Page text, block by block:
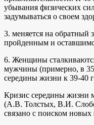
убывания физических
задумываться о своем
3. меняется на обратный
пройденным и
6. Женщины
мужчины (примерно, в
середины жизни к 39-40
Кризис середины жизни
(А.В. Толстых, В.И.
связано с поиском